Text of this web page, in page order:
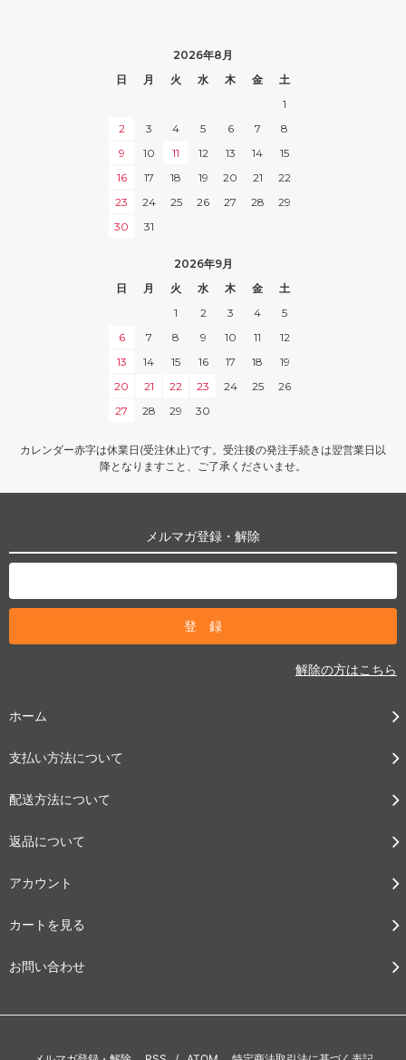
2026年8月
日
月 火 水 木 金
土
1
2
3 4 5 6 7
8
9
10 11 12 13 14
15
16
17 18 19 20 21
22
23
24 25 26 27 28
29
30
31
2026年9月
日
月 火 水 木 金
土
1
2 3 4
5
6
7 8 9 10 11
12
13
14 15 16 17 18
19
20
21 22 23 24 25
26
27
28 29 30
カレンダー赤字は休業日(受注休止)です。受注後の発注手続きは翌営業日以
降となりますこと、ご了承くださいませ。
メルマガ登録・解除
解除の方はこちら
ホーム
支払い方法について
配送方法について
返品について
アカウント
カートを見る
お問い合わせ